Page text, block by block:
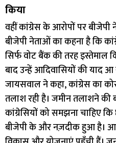
किया
वहीं कांग्रेस के आरोपों पर बीजेपी
बीजेपी नेताओं का कहना है कि
सिर्फ वोट बैंक की तरह इस्तेमाल
बाद उन्हें आदिवासियों की याद आ
जायसवाल ने कहा, कांग्रेस का
तलाश रही है। जमीन तलाशने की
कांग्रेसियों को समझना चाहिए
बीजेपी के और नज़दीक हुआ है।